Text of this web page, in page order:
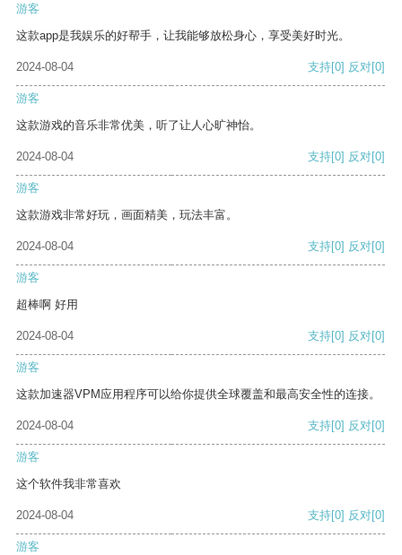
游客
这款app是我娱乐的好帮手，让我能够放松身心，享受美好时光。
2024-08-04 支持[0] 反对[0]
游客
这款游戏的音乐非常优美，听了让人心旷神怡。
2024-08-04 支持[0] 反对[0]
游客
这款游戏非常好玩，画面精美，玩法丰富。
2024-08-04 支持[0] 反对[0]
游客
超棒啊 好用
2024-08-04 支持[0] 反对[0]
游客
这款加速器VPM应用程序可以给你提供全球覆盖和最高安全性的连接。
2024-08-04 支持[0] 反对[0]
游客
这个软件我非常喜欢
2024-08-04 支持[0] 反对[0]
游客